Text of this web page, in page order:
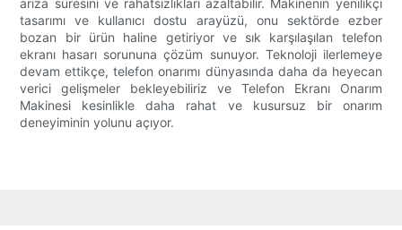
tasarımı ve kullanıcı dostu arayüzü, onu sektörde ezber
bozan bir ürün haline getiriyor ve sık karşılaşılan telefon
ekranı hasarı sorununa çözüm sunuyor. Teknoloji ilerlemeye
devam ettikçe, telefon onarımı dünyasında daha da heyecan
verici gelişmeler bekleyebiliriz ve Telefon Ekranı Onarım
Makinesi kesinlikle daha rahat ve kusursuz bir onarım
deneyiminin yolunu açıyor.